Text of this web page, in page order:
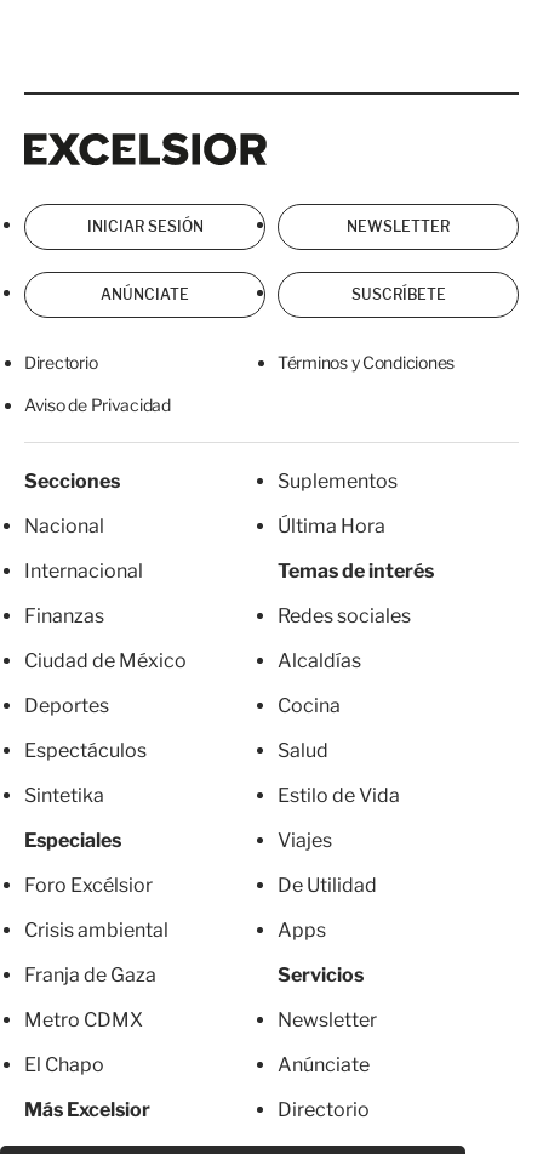
INICIAR SESIÓN NEWSLETTER
ANÚNCIATE SUSCRÍBETE
Directorio Términos y Condiciones
Aviso de Privacidad
Secciones
Nacional
Internacional
Finanzas
Ciudad de México
Deportes
Espectáculos
Sintetika
Especiales
Foro Excélsior
Crisis ambiental
Franja de Gaza
Metro CDMX
El Chapo
Más Excelsior
Suplementos
Última Hora
Temas de interés
Redes sociales
Alcaldías
Cocina
Salud
Estilo de Vida
Viajes
De Utilidad
Apps
Servicios
Newsletter
Anúnciate
Directorio